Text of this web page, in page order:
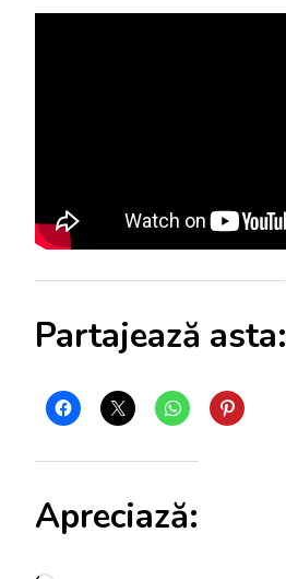
Partajează asta:
Apreciază: